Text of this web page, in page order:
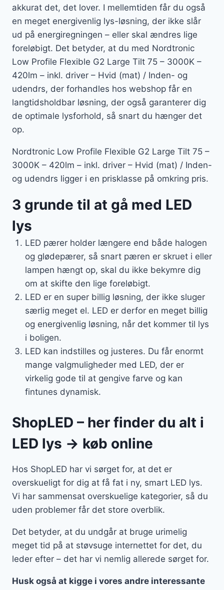
akkurat det, det lover. I mellemtiden får du også
en meget energivenlig lys-løsning, der ikke slår
ud på energiregningen – eller skal ændres lige
foreløbigt. Det betyder, at du med Nordtronic
Low Profile Flexible G2 Large Tilt 75 – 3000K –
420lm – inkl. driver – Hvid (mat) / Inden- og
udendrs, der forhandles hos webshop får en
langtidsholdbar løsning, der også garanterer dig
de optimale lysforhold, så snart du hænger det
op.
Nordtronic Low Profile Flexible G2 Large Tilt 75 –
3000K – 420lm – inkl. driver – Hvid (mat) / Inden-
og udendrs ligger i en prisklasse på omkring pris.
3 grunde til at gå med LED
lys
LED pærer holder længere end både halogen
og glødepærer, så snart pæren er skruet i eller
lampen hængt op, skal du ikke bekymre dig
om at skifte den lige foreløbigt.
LED er en super billig løsning, der ikke sluger
særlig meget el. LED er derfor en meget billig
og energivenlig løsning, når det kommer til lys
i boligen.
LED kan indstilles og justeres. Du får enormt
mange valgmuligheder med LED, der er
virkelig gode til at gengive farve og kan
fintunes dynamisk.
ShopLED – her finder du alt i
LED lys → køb online
Hos ShopLED har vi sørget for, at det er
overskueligt for dig at få fat i ny, smart LED lys.
Vi har sammensat overskuelige kategorier, så du
uden problemer får det store overblik.
Det betyder, at du undgår at bruge urimelig
meget tid på at støvsuge internettet for det, du
leder efter – det har vi nemlig allerede sørget for.
Husk også at kigge i vores andre interessante